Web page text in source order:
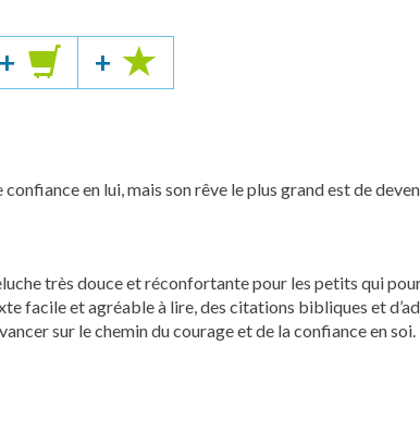
+ +
en lui, mais son rêve le plus grand est de
très douce et réconfortante pour les petits qui
facile et agréable à lire, des citations bibliques et
sur le chemin du courage et de la confiance en soi.